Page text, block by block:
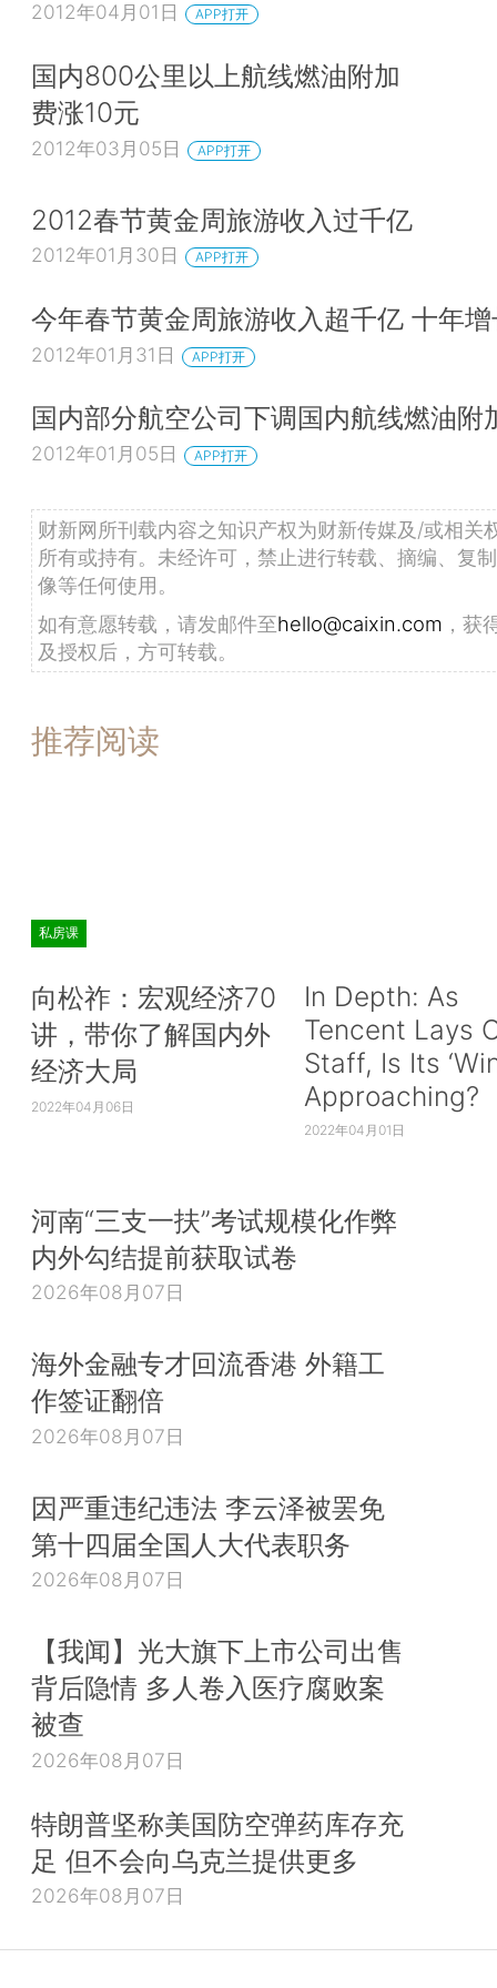
2012年04月01日 APP打开
国内800公里以上航线燃油附加
费涨10元
2012年03月05日 APP打开
2012春节黄金周旅游收入过千亿
2012年01月30日 APP打开
今年春节黄金周旅游收入超千亿 十年
2012年01月31日 APP打开
国内部分航空公司下调国内航线燃油附
2012年01月05日 APP打开
财新网所刊载内容之知识产权为财新传媒及/或相关
所有或持有。未经许可，禁止进行转载、摘编、复
像等任何使用。
如有意愿转载，请发邮件至hello@caixin.com ，获
及授权后，方可转载。
推荐阅读
私房课
向松祚：宏观经济70
讲，带你了解国内外
经济大局
2022年04月06日
In Depth: As
Tencent Lays
Staff, Is Its
Approaching?
2022年04月01日
河南“三支一扶”考试规模化作弊
内外勾结提前获取试卷
2026年08月07日
海外金融专才回流香港 外籍工
作签证翻倍
2026年08月07日
因严重违纪违法 李云泽被罢免
第十四届全国人大代表职务
2026年08月07日
【我闻】光大旗下上市公司出售
背后隐情 多人卷入医疗腐败案
被查
2026年08月07日
特朗普坚称美国防空弹药库存充
足 但不会向乌克兰提供更多
2026年08月07日